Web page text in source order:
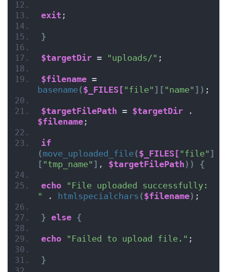
exit ;
}
$targetDir = "uploads/" ;
$filename
basename($_FILES[ "file" ][ "name" ]) ;
$targetFilePath = $targetDir
$filename ;
if
(move_uploaded_file($_FILES[ "file" ]
[ "tmp_name" ] , $targetFilePath )) {
echo "File uploaded successfully:
" . htmlspecialchars ($filename) ;
} else {
echo "Failed to upload file." ;
}